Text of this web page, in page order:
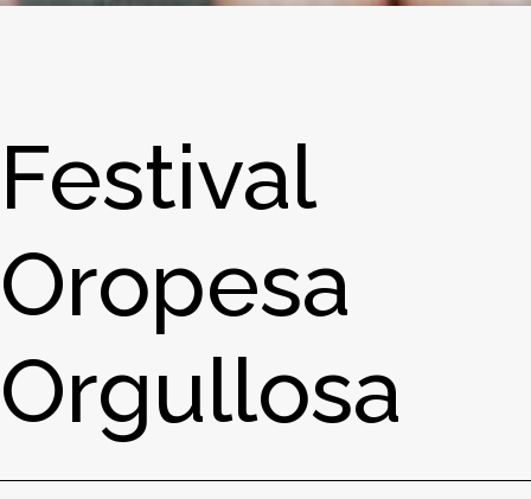
Festival
Oropesa
Orgullosa